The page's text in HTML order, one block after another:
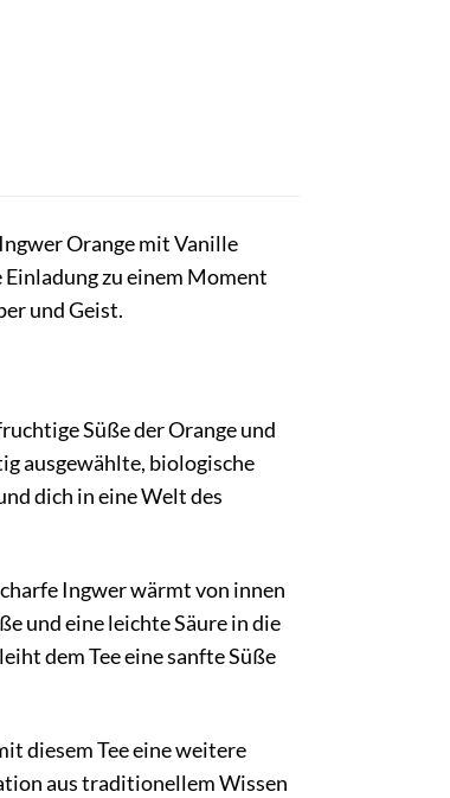
Orange mit Vanille
zu einem Moment
und Geist.
Süße der Orange und
ausgewählte, biologische
dich in eine Welt des
Ingwer wärmt von innen
und eine leichte Säure in die
dem Tee eine sanfte Süße
diesem Tee eine weitere
aus traditionellem Wissen